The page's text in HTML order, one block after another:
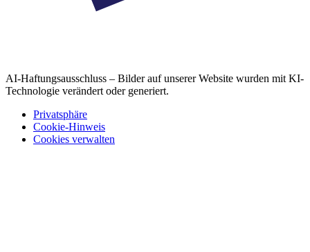
AI-Haftungsausschluss – Bilder auf unserer Website wurden mit KI-
Technologie verändert oder generiert.
Privatsphäre
Cookie-Hinweis
Cookies verwalten